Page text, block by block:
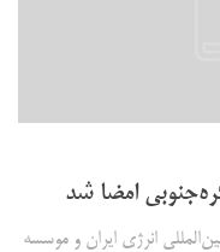
امضا شد
انرژی ایران و موسسه